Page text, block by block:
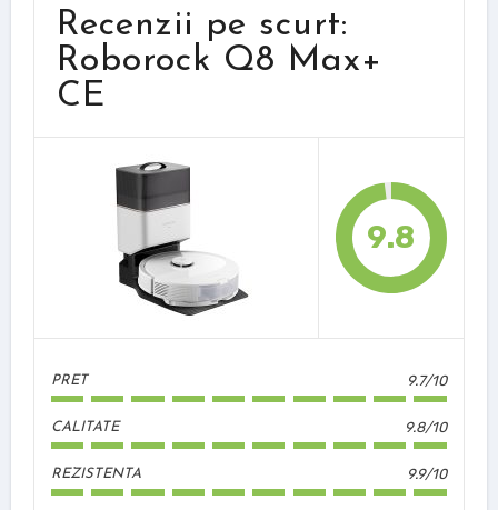
Recenzii pe scurt:
Roborock Q8 Max+
CE
9.8
PRET 9.7/10
CALITATE 9.8/10
REZISTENTA 9.9/10